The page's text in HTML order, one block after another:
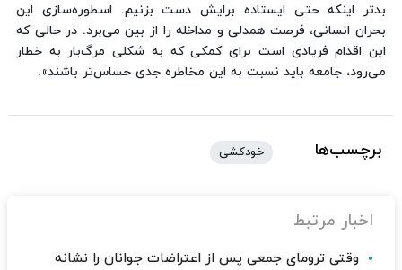
بدتر اینکه حتی ایستاده برایش دست بزنیم. اسطوره‌سازی این
بحران انسانی، فرصت همدلی و مداخله را از بین می‌برد. در حالی که
این اقدام فریادی است برای کمکی که به شکلی مرگ‌بار به خطار
می‌رود، جامعه باید نسبت به این مخاطره جدی حساس‌تر باشند».
برچسب‌ها خودکشی
اخبار مرتبط
وقتی ترومای جمعی پس از اعتراضات جوانان را نشانه